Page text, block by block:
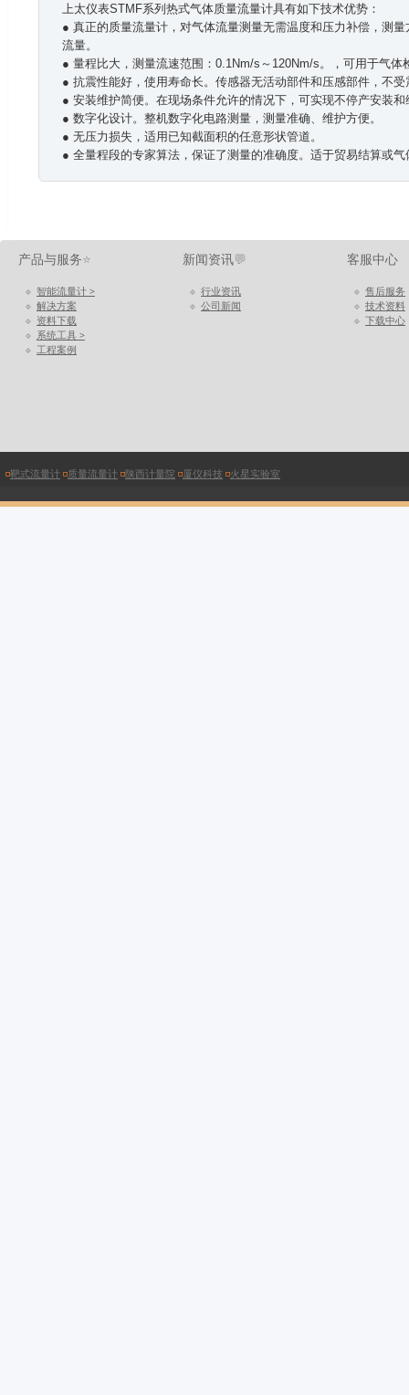
上太仪表STMF系列热式气体质量流量计具有如下技术优势：
● 真正的质量流量计，对气体流量测量无需温度和压力补偿，测
流量。
● 量程比大，测量流速范围：0.1Nm/s～120Nm/s。，可用于气体
● 抗震性能好，使用寿命长。传感器无活动部件和压感部件，不
● 安装维护简便。在现场条件允许的情况下，可实现不停产安装和
● 数字化设计。整机数字化电路测量，测量准确、维护方便。
● 无压力损失，适用已知截面积的任意形状管道。
● 全量程段的专家算法，保证了测量的准确度。适于贸易结算或气
产品与服务⭐ 新闻资讯💬 客服中心
🔹 智能流量计 >
🔹 解决方案
🔹 资料下载
🔹 系统工具 >
🔹 工程案例
🔹 行业资讯
🔹 公司新闻
🔹 售后服务
🔹 技术资料
🔹 下载中心
◽靶式流量计 ◽质量流量计 ◽陕西计量院 ◽厦仪科技 ◽火星实验室